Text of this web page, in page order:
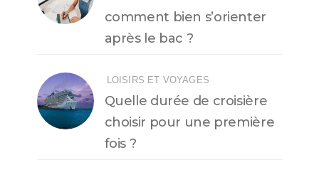
comment bien s’orienter
après le bac ?
LOISIRS ET VOYAGES
Quelle durée de croisière
choisir pour une première
fois ?